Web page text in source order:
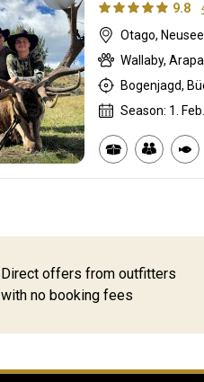
9.8
Otago,
Wallaby,
Bogenjagd,
Season: 1.
Direct offers from outfitters
with no booking fees